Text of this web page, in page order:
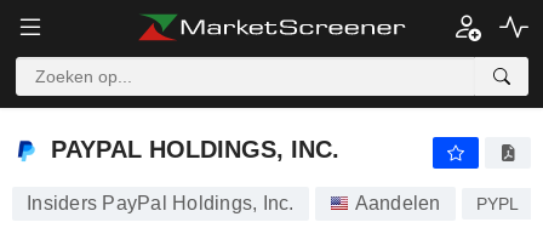
PAYPAL HOLDINGS, INC.
PAYPAL HOLDINGS, INC.
Insiders PayPal Holdings, Inc. Aandelen PYPL